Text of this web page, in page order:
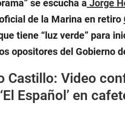
se escucha a Jorge
de la Marina en retiro
tiene “luz verde” para
opositores del Gobierno
Castillo: Video
Español’ en